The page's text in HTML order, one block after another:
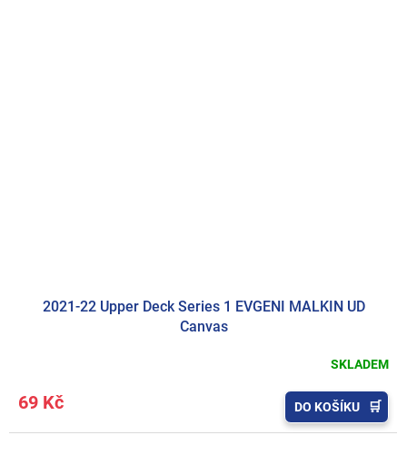
2021-22 Upper Deck Series 1 EVGENI MALKIN UD
Canvas
SKLADEM
69 Kč DO KOŠÍKU